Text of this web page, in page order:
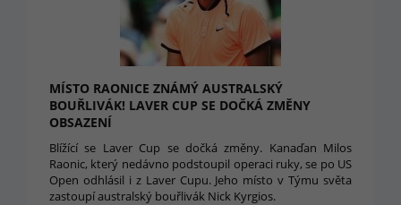
MÍSTO RAONICE ZNÁMÝ AUSTRALSKÝ
BOUŘLIVÁK! LAVER CUP SE DOČKÁ ZMĚNY
OBSAZENÍ
Blížící se Laver Cup se dočká změny. Kanaďan Milos
Raonic, který nedávno podstoupil operaci ruky, se po US
Open odhlásil i z Laver Cupu. Jeho místo v Týmu světa
zastoupí australský bouřlivák Nick Kyrgios.